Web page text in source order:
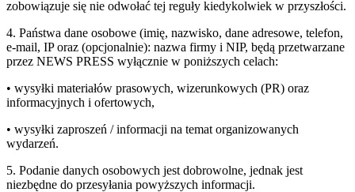
zobowiązuje się nie odwołać tej reguły kiedykolwiek w przyszłości.
4. Państwa dane osobowe (imię, nazwisko, dane adresowe, telefon,
e-mail, IP oraz (opcjonalnie): nazwa firmy i NIP, będą przetwarzane
przez NEWS PRESS wyłącznie w poniższych celach:
• wysyłki materiałów prasowych, wizerunkowych (PR) oraz
informacyjnych i ofertowych,
• wysyłki zaproszeń / informacji na temat organizowanych
wydarzeń.
5. Podanie danych osobowych jest dobrowolne, jednak jest
niezbędne do przesyłania powyższych informacji.